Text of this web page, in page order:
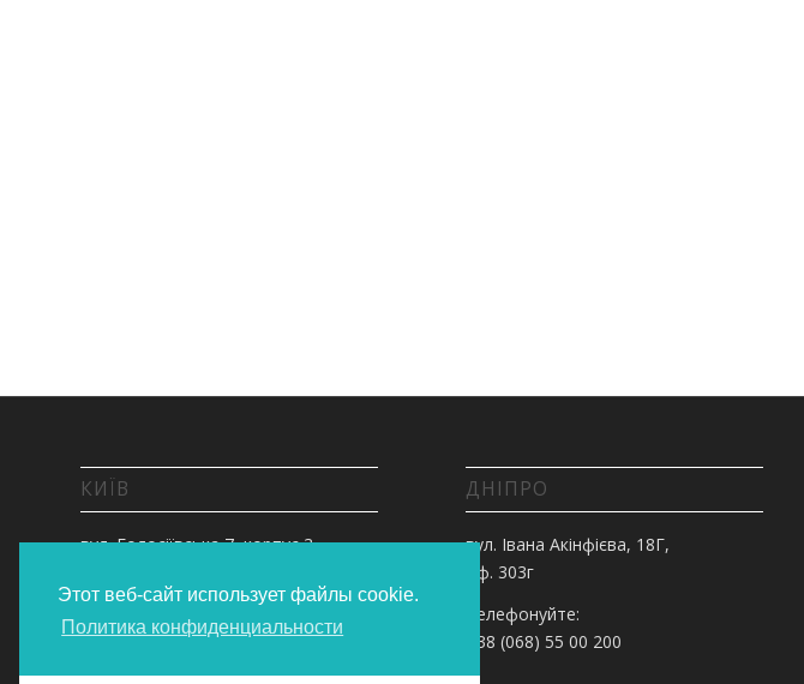
КИЇВ
вул. Голосіївська 7, корпус 3,
Телефонуйте:
+38 (068) 55 00 200
ДНІПРО
вул. Івана Акінфієва, 18Г,
оф. 303г
Телефонуйте:
+38 (068) 55 00 200
Этот веб-сайт использует файлы cookie.
Политика конфиденциальности